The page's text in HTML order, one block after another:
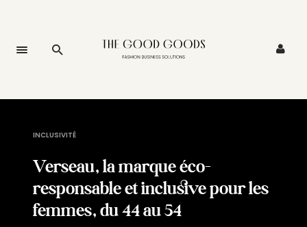
INCLUSIVITÉ
Verseau, la marque éco-
responsable et inclusive pour les
femmes, du 44 au 54